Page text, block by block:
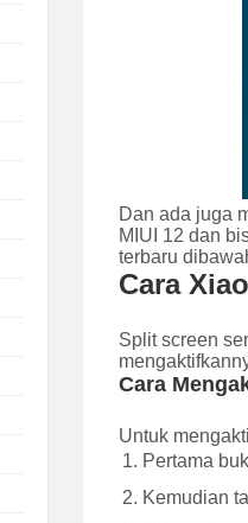
Dan ada juga
MIUI 12 dan
terbaru
Cara
Split screen
Cara
Untuk
Pertama
Kemudian